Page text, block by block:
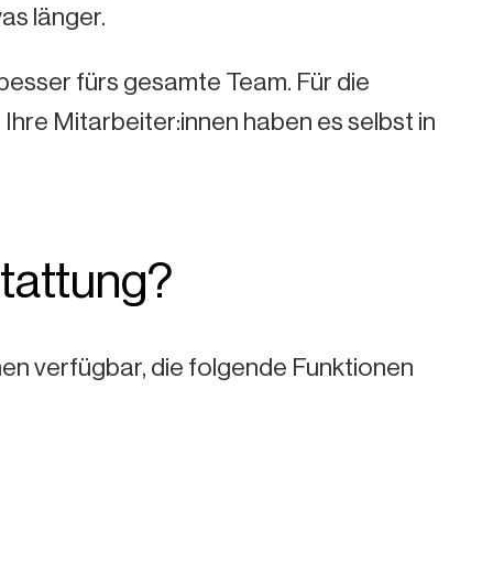
länger.
fürs gesamte Team. Für die
Mitarbeiter:innen haben es selbst in
verfügbar, die folgende Funktionen